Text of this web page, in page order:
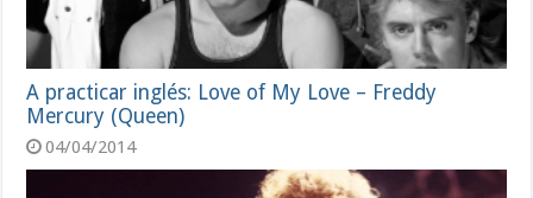
A practicar inglés: Love of My Love – Freddy
Mercury (Queen)
04/04/2014